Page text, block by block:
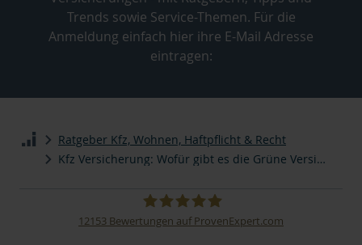
Trends sowie Service-Themen. Für die
Anmeldung einfach hier ihre E-Mail Adresse
eintragen:
Ratgeber Kfz, Wohnen, Haftpflicht & Recht
Kfz Versicherung: Wofür gibt es die Grüne Versicherungskarte?
12153 Bewertungen auf ProvenExpert.com